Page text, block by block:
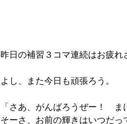
昨日の補習３コマ連続はお疲れ
よし、また今日も頑張ろう。
「さあ、がんばろうぜー！　ま
そーさ、お前の輝きはいつだっ